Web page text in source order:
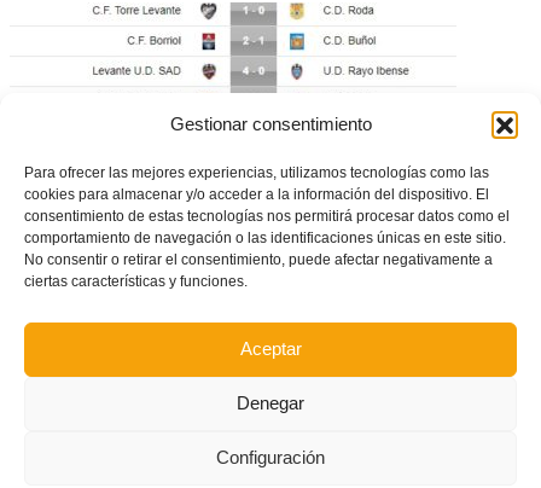
Gestionar consentimiento
Para ofrecer las mejores experiencias, utilizamos tecnologías como las
cookies para almacenar y/o acceder a la información del dispositivo. El
consentimiento de estas tecnologías nos permitirá procesar datos como el
comportamiento de navegación o las identificaciones únicas en este sitio.
No consentir o retirar el consentimiento, puede afectar negativamente a
ciertas características y funciones.
Aceptar
Denegar
Configuración